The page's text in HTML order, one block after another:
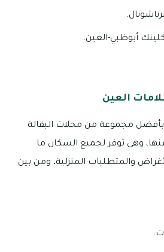
أبوظبي-العين.
العين
مجموعة من محلات البقالة
وهى توفر لجميع السكان ما
والمتطلبات المنزلية، ومن بين